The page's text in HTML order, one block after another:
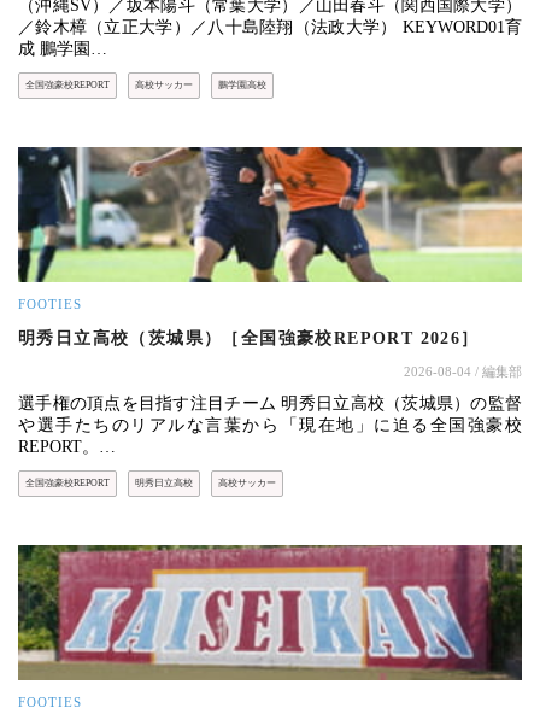
（沖縄SV）／坂本陽斗（常葉大学）／山田春斗（関西国際大学）
／鈴木樟（立正大学）／八十島陸翔（法政大学） KEYWORD01育
成 鵬学園…
全国強豪校REPORT 高校サッカー 鵬学園高校
FOOTIES
明秀日立高校（茨城県）［全国強豪校REPORT 2026］
2026-08-04 / 編集部
選手権の頂点を目指す注目チーム 明秀日立高校（茨城県）の監督
や選手たちのリアルな言葉から「現在地」に迫る全国強豪校
REPORT。…
全国強豪校REPORT 明秀日立高校 高校サッカー
FOOTIES